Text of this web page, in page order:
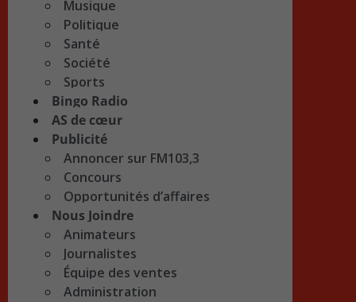
Musique
Politique
Santé
Société
Sports
Bingo Radio
AS de cœur
Publicité
Annoncer sur FM103,3
Concours
Opportunités d’affaires
Nous Joindre
Animateurs
Journalistes
Équipe des ventes
Administration